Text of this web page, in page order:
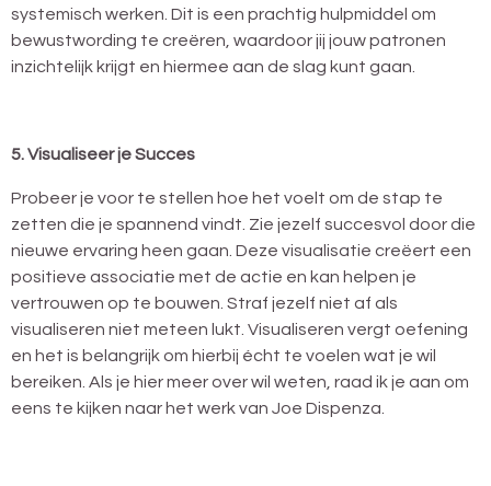
systemisch werken. Dit is een prachtig hulpmiddel om
bewustwording te creëren, waardoor jij jouw patronen
inzichtelijk krijgt en hiermee aan de slag kunt gaan.
5. Visualiseer je Succes
Probeer je voor te stellen hoe het voelt om de stap te
zetten die je spannend vindt. Zie jezelf succesvol door die
nieuwe ervaring heen gaan. Deze visualisatie creëert een
positieve associatie met de actie en kan helpen je
vertrouwen op te bouwen. Straf jezelf niet af als
visualiseren niet meteen lukt. Visualiseren vergt oefening
en het is belangrijk om hierbij écht te voelen wat je wil
bereiken. Als je hier meer over wil weten, raad ik je aan om
eens te kijken naar het werk van Joe Dispenza.